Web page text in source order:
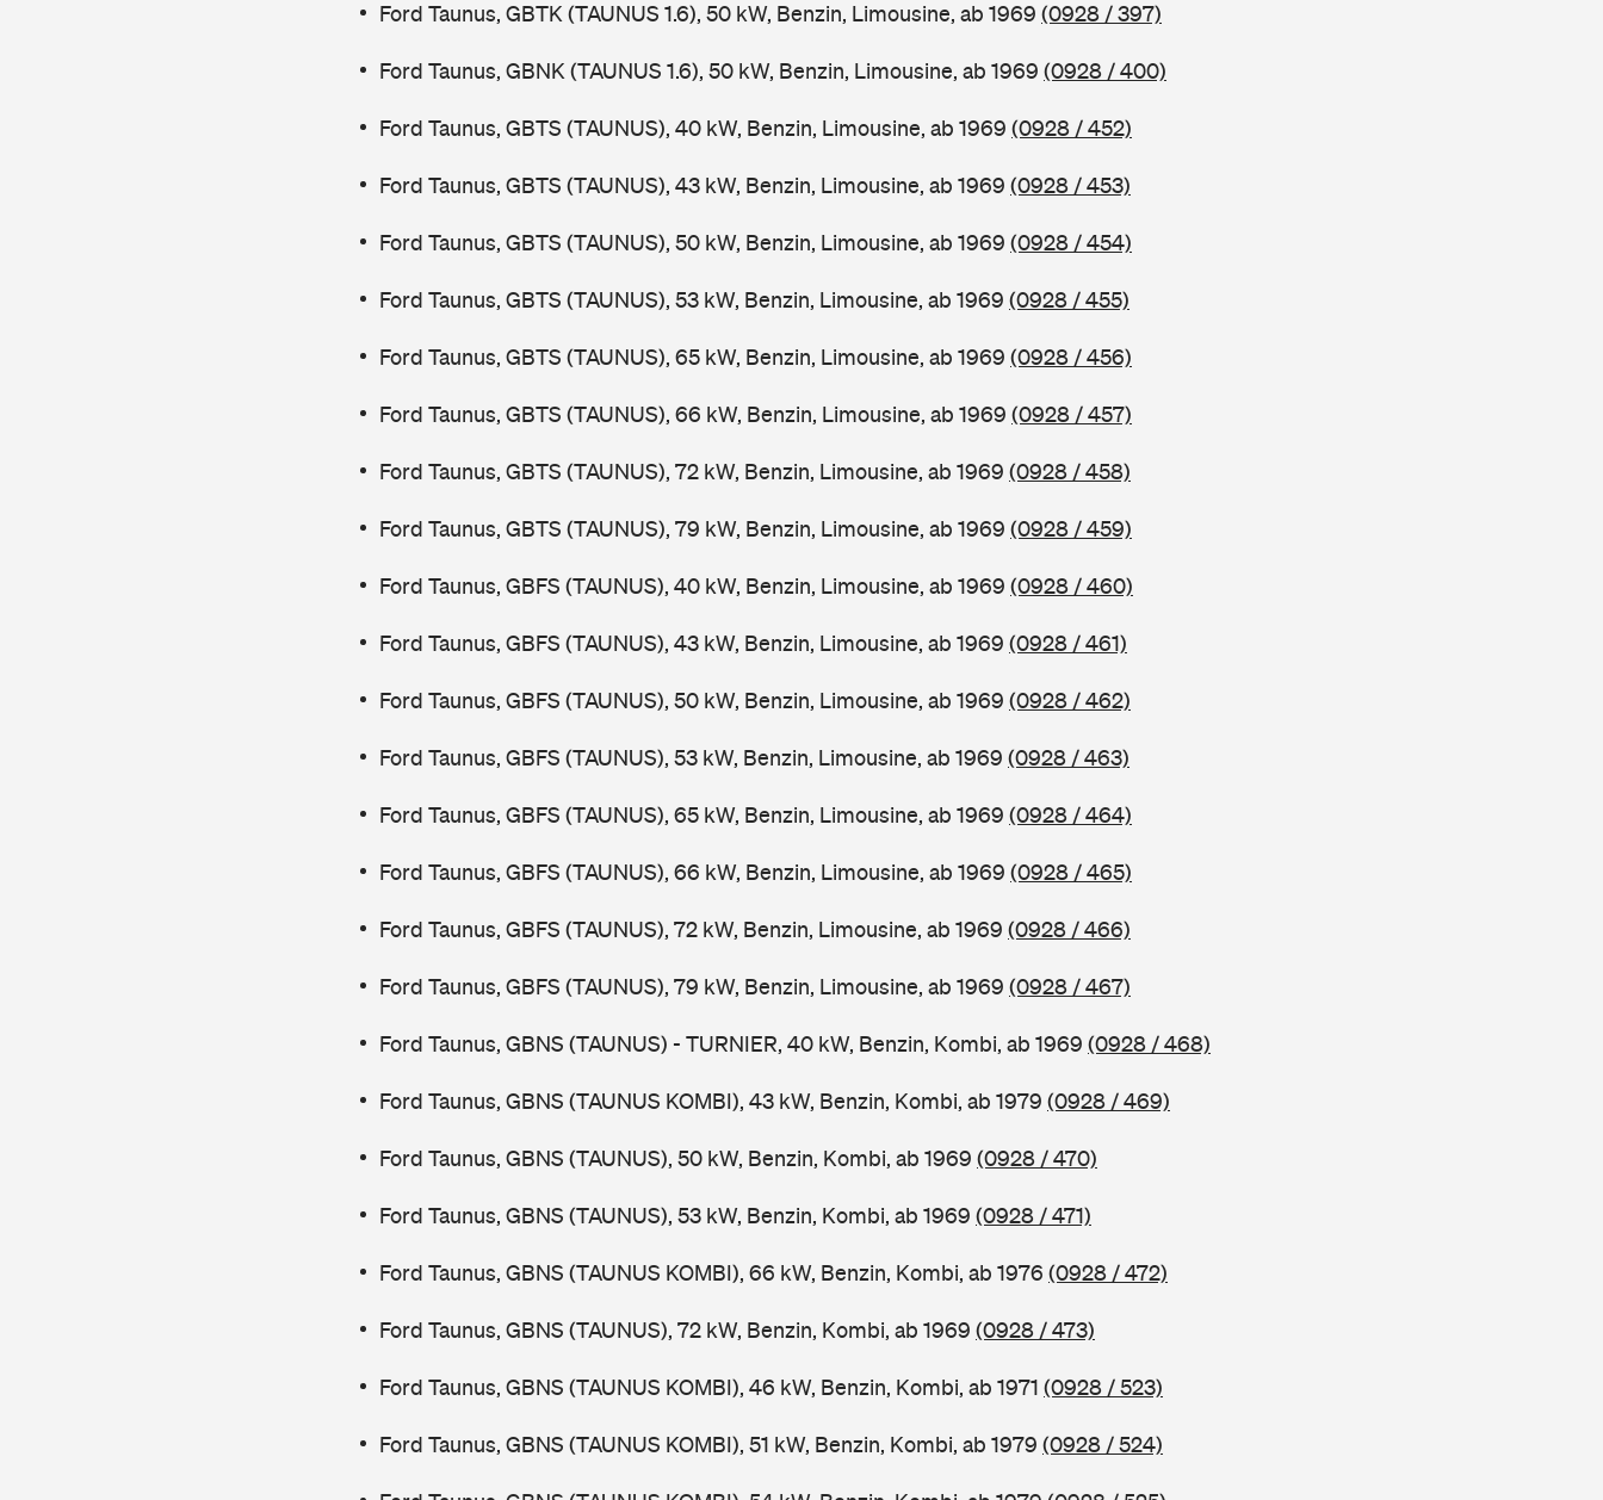
Ford Taunus, GBTK (TAUNUS 1.6), 50 kW, Benzin, Limousine, ab 1969 (0928 / 397)
Ford Taunus, GBNK (TAUNUS 1.6), 50 kW, Benzin, Limousine, ab 1969 (0928 / 400)
Ford Taunus, GBTS (TAUNUS), 40 kW, Benzin, Limousine, ab 1969 (0928 / 452)
Ford Taunus, GBTS (TAUNUS), 43 kW, Benzin, Limousine, ab 1969 (0928 / 453)
Ford Taunus, GBTS (TAUNUS), 50 kW, Benzin, Limousine, ab 1969 (0928 / 454)
Ford Taunus, GBTS (TAUNUS), 53 kW, Benzin, Limousine, ab 1969 (0928 / 455)
Ford Taunus, GBTS (TAUNUS), 65 kW, Benzin, Limousine, ab 1969 (0928 / 456)
Ford Taunus, GBTS (TAUNUS), 66 kW, Benzin, Limousine, ab 1969 (0928 / 457)
Ford Taunus, GBTS (TAUNUS), 72 kW, Benzin, Limousine, ab 1969 (0928 / 458)
Ford Taunus, GBTS (TAUNUS), 79 kW, Benzin, Limousine, ab 1969 (0928 / 459)
Ford Taunus, GBFS (TAUNUS), 40 kW, Benzin, Limousine, ab 1969 (0928 / 460)
Ford Taunus, GBFS (TAUNUS), 43 kW, Benzin, Limousine, ab 1969 (0928 / 461)
Ford Taunus, GBFS (TAUNUS), 50 kW, Benzin, Limousine, ab 1969 (0928 / 462)
Ford Taunus, GBFS (TAUNUS), 53 kW, Benzin, Limousine, ab 1969 (0928 / 463)
Ford Taunus, GBFS (TAUNUS), 65 kW, Benzin, Limousine, ab 1969 (0928 / 464)
Ford Taunus, GBFS (TAUNUS), 66 kW, Benzin, Limousine, ab 1969 (0928 / 465)
Ford Taunus, GBFS (TAUNUS), 72 kW, Benzin, Limousine, ab 1969 (0928 / 466)
Ford Taunus, GBFS (TAUNUS), 79 kW, Benzin, Limousine, ab 1969 (0928 / 467)
Ford Taunus, GBNS (TAUNUS) - TURNIER, 40 kW, Benzin, Kombi, ab 1969 (0928 / 468)
Ford Taunus, GBNS (TAUNUS KOMBI), 43 kW, Benzin, Kombi, ab 1979 (0928 / 469)
Ford Taunus, GBNS (TAUNUS), 50 kW, Benzin, Kombi, ab 1969 (0928 / 470)
Ford Taunus, GBNS (TAUNUS), 53 kW, Benzin, Kombi, ab 1969 (0928 / 471)
Ford Taunus, GBNS (TAUNUS KOMBI), 66 kW, Benzin, Kombi, ab 1976 (0928 / 472)
Ford Taunus, GBNS (TAUNUS), 72 kW, Benzin, Kombi, ab 1969 (0928 / 473)
Ford Taunus, GBNS (TAUNUS KOMBI), 46 kW, Benzin, Kombi, ab 1971 (0928 / 523)
Ford Taunus, GBNS (TAUNUS KOMBI), 51 kW, Benzin, Kombi, ab 1979 (0928 / 524)